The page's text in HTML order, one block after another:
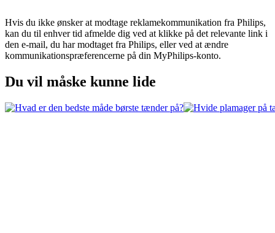
Hvis du ikke ønsker at modtage reklamekommunikation fra Philips,
kan du til enhver tid afmelde dig ved at klikke på det relevante link i
den e-mail, du har modtaget fra Philips, eller ved at ændre
kommunikationspræferencerne på din MyPhilips-konto.
Du vil måske kunne lide